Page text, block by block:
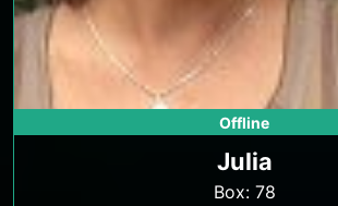
Offline
Julia
Box: 78